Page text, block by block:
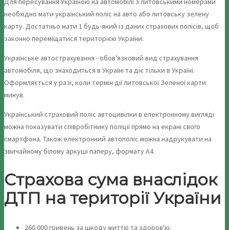
необхідно мати український поліс на авто або литовську зелену
карту. Достатньо мати 1 будь-який із даних страхових полісів, щоб
законно переміщатися територією України.
Українське автострахування - обов'язковий вид страхування
автомобіля, що знаходиться в Україні та діє тільки в Україні.
Оформляється у разі, коли термін дії литовської Зеленої карти
минув.
Український страховий поліс автоцивілки в електронному вигляді
можна показувати співробітнику поліції прямо на екрані свого
смартфона. Також електронний автополіс можна надрукувати на
звичайному білому аркуші паперу, формату А4.
Страхова сума внаслідок
ДТП на території України
260 000 гривень за шкоду життю та здоров'ю.